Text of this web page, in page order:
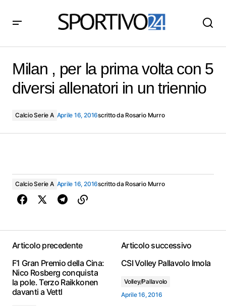
triennio
Milan , per la prima volta con 5
diversi allenatori in un triennio
Calcio Serie A Aprile 16, 2016scritto da Rosario Murro
Calcio Serie A Aprile 16, 2016scritto da Rosario Murro
Articolo precedente
F1 Gran Premio della Cina:
Nico Rosberg conquista
la pole. Terzo Raikkonen
davanti a Vettl
Articolo successivo
CSI Volley Pallavolo Imola
Volley/Pallavolo
Aprile 16, 2016